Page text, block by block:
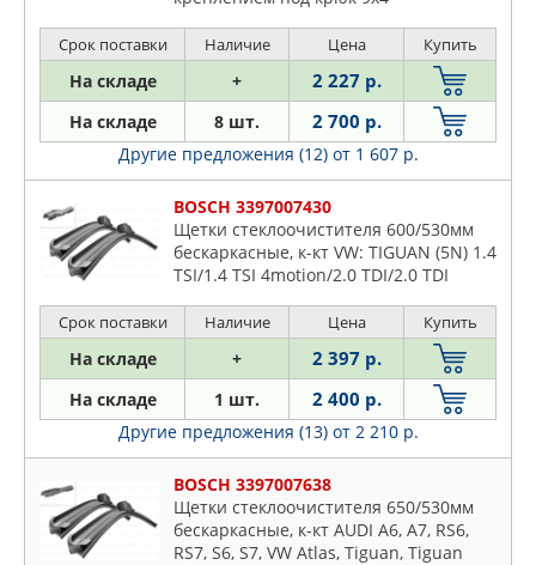
Срок поставки Наличие Цена Купить
На складе + 2 227 р.
На складе 8 шт. 2 700 р.
Другие предложения (12) от 1 607 р.
BOSCH 3397007430
Щетки стеклоочистителя 600/530мм
бескаркасные, к-кт VW: TIGUAN (5N) 1.4
TSI/1.4 TSI 4motion/2.0 TDI/2.0 TDI
Срок поставки Наличие Цена Купить
На складе + 2 397 р.
На складе 1 шт. 2 400 р.
Другие предложения (13) от 2 210 р.
BOSCH 3397007638
Щетки стеклоочистителя 650/530мм
бескаркасные, к-кт AUDI A6, A7, RS6,
RS7, S6, S7, VW Atlas, Tiguan, Tiguan